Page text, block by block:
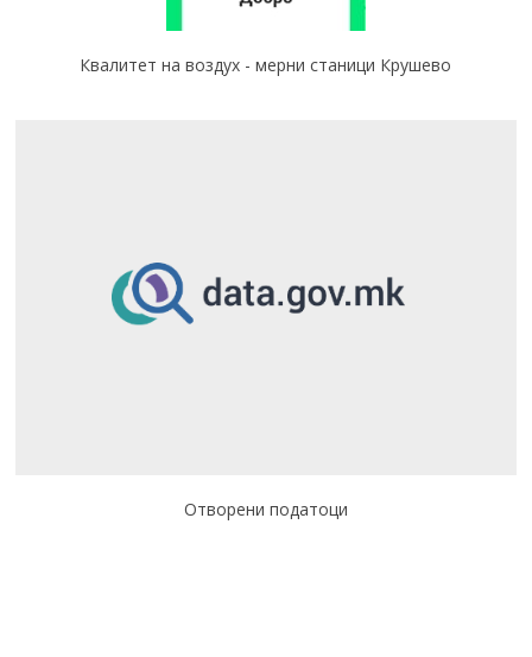
Квалитет на воздух - мерни станици Крушево
Отворени податоци